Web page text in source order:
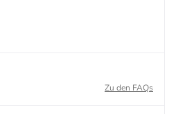
Zu den FAQs